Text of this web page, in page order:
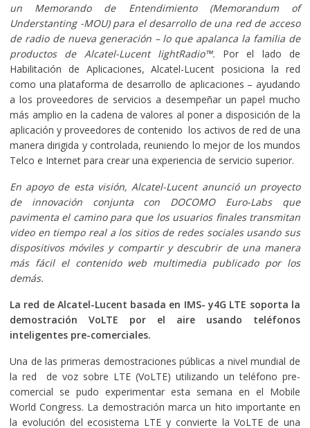
un Memorando de Entendimiento (Memorandum of
Understanting -MOU) para el desarrollo de una red de acceso
de radio de nueva generación – lo que apalanca la familia de
productos de Alcatel-Lucent lightRadio™. Por el lado de
Habilitación de Aplicaciones, Alcatel-Lucent posiciona la red
como una plataforma de desarrollo de aplicaciones – ayudando
a los proveedores de servicios a desempeñar un papel mucho
más amplio en la cadena de valores al poner a disposición de la
aplicación y proveedores de contenido los activos de red de una
manera dirigida y controlada, reuniendo lo mejor de los mundos
Telco e Internet para crear una experiencia de servicio superior.
En apoyo de esta visión, Alcatel-Lucent anunció un proyecto
de innovación conjunta con DOCOMO Euro-Labs que
pavimenta el camino para que los usuarios finales transmitan
video en tiempo real a los sitios de redes sociales usando sus
dispositivos móviles y compartir y descubrir de una manera
más fácil el contenido web multimedia publicado por los
demás.
La red de Alcatel-Lucent basada en IMS- y4G LTE soporta la
demostración VoLTE por el aire usando teléfonos
inteligentes pre-comerciales.
Una de las primeras demostraciones públicas a nivel mundial de
la red de voz sobre LTE (VoLTE) utilizando un teléfono pre-
comercial se pudo experimentar esta semana en el Mobile
World Congress. La demostración marca un hito importante en
la evolución del ecosistema LTE y convierte la VoLTE de una